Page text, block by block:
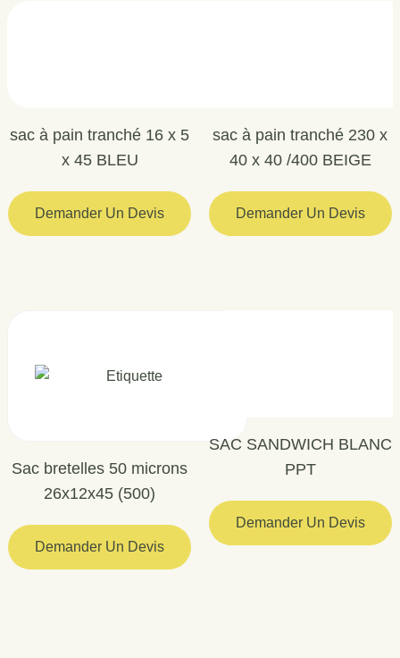
sac à pain tranché 16 x 5
x 45 BLEU
Demander Un Devis
sac à pain tranché 230 x
40 x 40 /400 BEIGE
Demander Un Devis
Sac bretelles 50 microns
26x12x45 (500)
Demander Un Devis
SAC SANDWICH BLANC
PPT
Demander Un Devis